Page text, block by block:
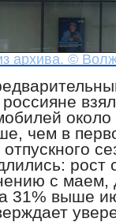
архива. ©
чем в
рост
с маем,
31% выше